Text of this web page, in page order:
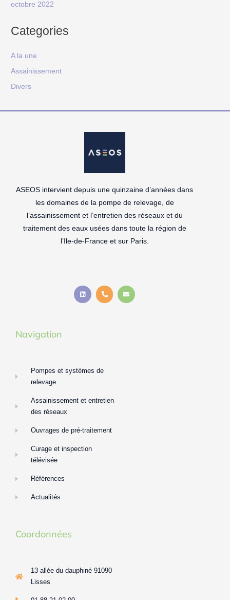
octobre 2022
Categories
A la une
Assainissement
Divers
ASEOS intervient depuis une quinzaine d’années dans
les domaines de la pompe de relevage, de
l’assainissement et l’entretien des réseaux et du
traitement des eaux usées dans toute la région de
l’Ile-de-France et sur Paris.
n
k
e
d
o
n
e
-
v
e
l
o
Navigation
Pompes et systèmes de
relevage
Assainissement et entretien
des réseaux
Ouvrages de pré-traitement
Curage et inspection
télévisée
Références
Actualités
Coordonnées
13 allée du dauphiné 91090
Lisses